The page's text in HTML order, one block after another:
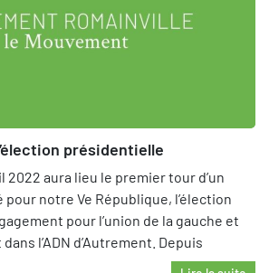
présidentielle
2022 aura lieu le premier tour d’un
notre Ve République, l’élection
pour l’union de la gauche et
l’ADN d’Autrement. Depuis